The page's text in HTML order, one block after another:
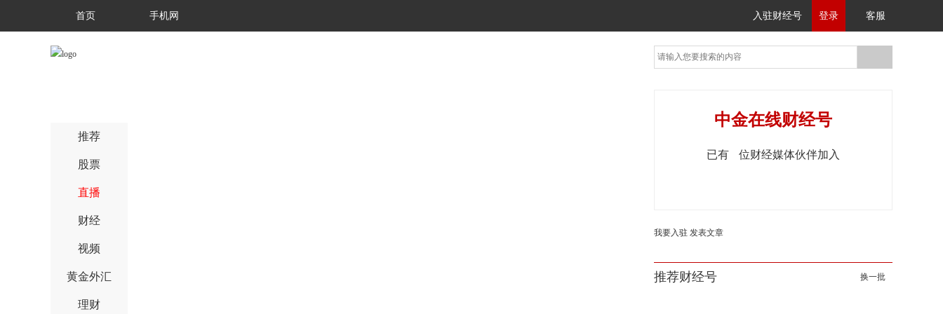
首页 手机网 入驻财经号 登录 客服
推荐
股票
直播
财经
视频
黄金外汇
理财
中金在线财经号
已有 位财经媒体伙伴加入
我要入驻 发表文章
推荐财经号 换一批